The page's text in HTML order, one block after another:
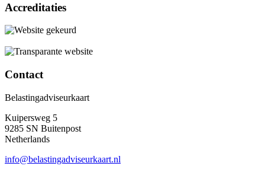
Accreditaties
Contact
Belastingadviseurkaart
Kuipersweg 5
9285 SN Buitenpost
Netherlands
info@belastingadviseurkaart.nl